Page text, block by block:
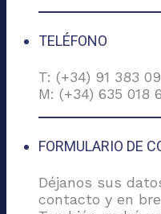
TELÉFONO
T: (+34) 91 383
M: (+34) 635 018
FORMULARIO DE
Déjanos sus
contacto y en